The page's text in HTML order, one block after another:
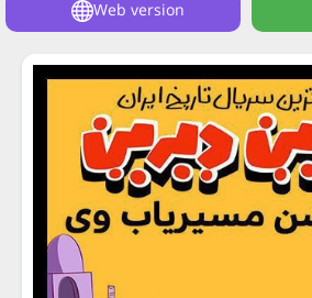
Web version